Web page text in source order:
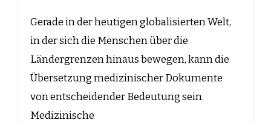
Gerade in der heutigen globalisierten Welt,
in der sich die Menschen über die
Ländergrenzen hinaus bewegen, kann die
Übersetzung medizinischer Dokumente
von entscheidender Bedeutung sein.
Medizinische